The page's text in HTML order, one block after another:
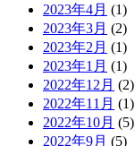
2023年4月 (1)
2023年3月 (2)
2023年2月 (1)
2023年1月 (1)
2022年12月 (2)
2022年11月 (1)
2022年10月 (5)
2022年9月 (5)